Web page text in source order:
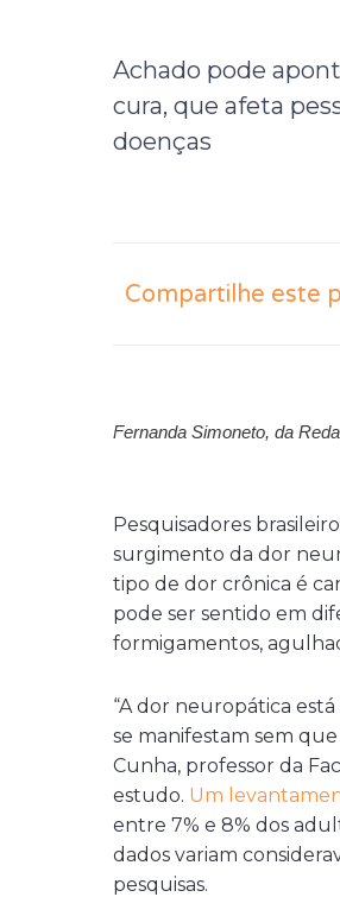
Achado pode
cura, que afeta
doenças
Compartilhe este
Fernanda Simoneto, da
Pesquisadores
surgimento da dor
tipo de dor crônica é
pode ser sentido em
formigamentos,
“A dor neuropática
se manifestam sem
Cunha, professor da
estudo. Um
entre 7% e 8% dos
dados variam
pesquisas.